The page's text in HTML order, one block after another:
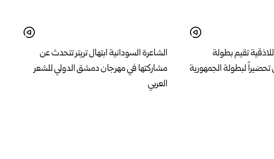
تقيم بطولة
لبطولة الجمهورية
الشاعرة السودانية ابتهال تريتر تتحدث عن
مشاركتها في مهرجان دمشق الدولي للشعر
العربي